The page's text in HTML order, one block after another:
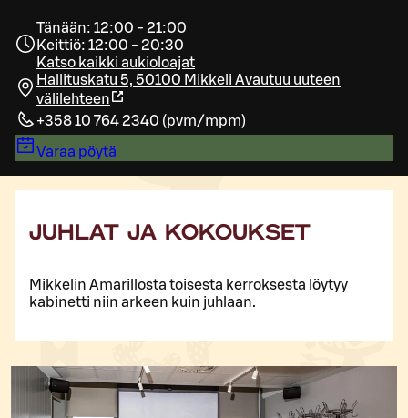
Tänään: 12:00 - 21:00
Keittiö: 12:00 - 20:30
Katso kaikki aukioloajat
Hallituskatu 5, 50100 Mikkeli Avautuu uuteen
välilehteen
+358 10 764 2340 (pvm/mpm)
Varaa pöytä
JUHLAT JA KOKOUKSET
Mikkelin Amarillosta toisesta kerroksesta löytyy
kabinetti niin arkeen kuin juhlaan.